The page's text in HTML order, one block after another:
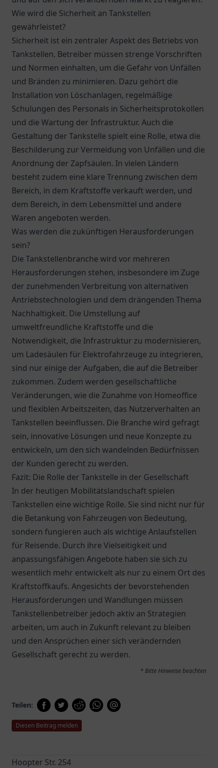
Wie wird die Sicherheit an Tankstellen
gewährleistet?
Sicherheit ist ein zentraler Aspekt des Betriebs von
Tankstellen. Betreiber müssen strenge Vorschriften
und Normen einhalten, um die Gefahr von Unfällen
und Bränden zu minimieren. Dazu gehört die
Installation von Löschanlagen, regelmäßige
Schulungen des Personals in Sicherheitsprotokollen
und die Wartung der Infrastruktur. Auch die
Gestaltung der Tankstelle spielt eine Rolle, etwa die
Beschilderung zur Vermeidung von Unfällen und die
Anordnung der Zapfsäulen. In vielen Ländern
besteht zudem eine klare Trennung zwischen dem
Bereich, in dem Kraftstoffe verkauft werden, und
dem Bereich, in dem Lebensmittel und andere
Waren angeboten werden.
Was werden die zukünftigen Herausforderungen
sein?
Die Tankstellenbranche wird vor mehreren
Herausforderungen stehen, insbesondere im Zuge
der zunehmenden Verbreitung von alternativen
Antriebstechnologien und dem drängenden Thema
Nachhaltigkeit. Die Umstellung auf
umweltfreundliche Kraftstoffe und die
Notwendigkeit, die Infrastruktur zu modernisieren,
um Ladesäulen für Elektrofahrzeuge zu integrieren,
sind nur einige der Aufgaben, die auf die Betreiber
zukommen. Zudem werden gesellschaftliche
Veränderungen, wie die Zunahme von Homeoffice
und flexiblen Arbeitszeiten, das Nutzerverhalten an
Tankstellen beeinflussen. Die Branche wird gefragt
sein, innovative Lösungen und neue Konzepte zu
entwickeln, um den sich wandelnden Bedürfnissen
der Kunden gerecht zu werden.
Fazit: Die Rolle der Tankstelle in der Gesellschaft
In der heutigen Mobilitätslandschaft spielen
Tankstellen eine wichtige Rolle. Sie sind nicht nur für
die Betankung von Fahrzeugen von Bedeutung,
sondern fungieren auch als wichtige Anlaufstellen
für Reisende. Durch ihre Vielseitigkeit und
anpassungsfähigen Angebote haben sie sich zu
wesentlich mehr entwickelt als nur zu einem Ort des
Kraftstoffkaufs. Angesichts der bevorstehenden
Herausforderungen und Wandlungen müssen
Tankstellenbetreiber jedoch aktiv an Strategien
arbeiten, um auch in Zukunft relevant zu bleiben
und den Ansprüchen einer sich verändernden
Gesellschaft gerecht zu werden.
* Bitte Hinweise beachten
Teilen:
Diesen Beitrag melden
Hoopter Str. 254